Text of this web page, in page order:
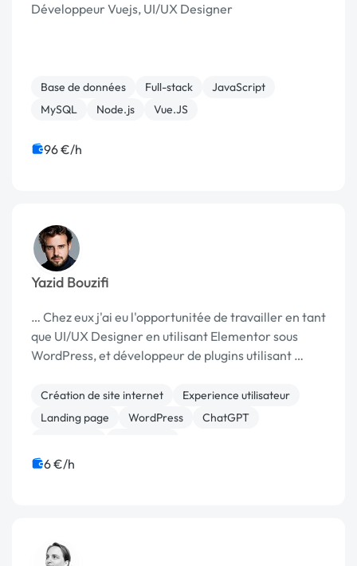
Développeur Vuejs, UI/UX Designer
Base de données Full-stack
JavaScript
MySQL
Node.js Vue.JS
96 €/h
Yazid Bouzifi
… Chez eux j'ai eu l'opportunitée de travailler en tant
que UI/UX Designer en utilisant Elementor sous
WordPress, et développeur de plugins utilisant …
Création de site internet
Experience utilisateur
Landing page
WordPress
ChatGPT
6 €/h